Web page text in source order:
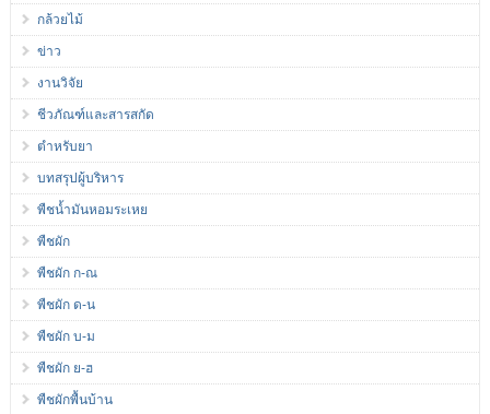
กล้วยไม้
ข่าว
งานวิจัย
ชีวภัณฑ์และสารสกัด
ตำหรับยา
บทสรุปผู้บริหาร
พืชน้ำมันหอมระเหย
พืชผัก
พืชผัก ก-ณ
พืชผัก ด-น
พืชผัก บ-ม
พืชผัก ย-ฮ
พืชผักพื้นบ้าน